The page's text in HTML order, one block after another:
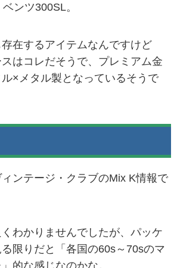
ンツ300SL。
在するアイテムなんですけど
はコレだそうで、プレミアム金
×メタル製となっているそうで
ンテージ・クラブのMix K情報で
わかりませんでしたが、パッケ
限りだと「各国の60s～70sのマ